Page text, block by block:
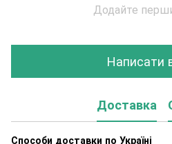
Додайте
Написати
Доставка
Способи доставки по Україні